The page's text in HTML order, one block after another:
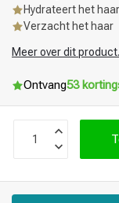
Hydrateert het haar
Verzacht het haar
Meer over dit product.
Ontvang53